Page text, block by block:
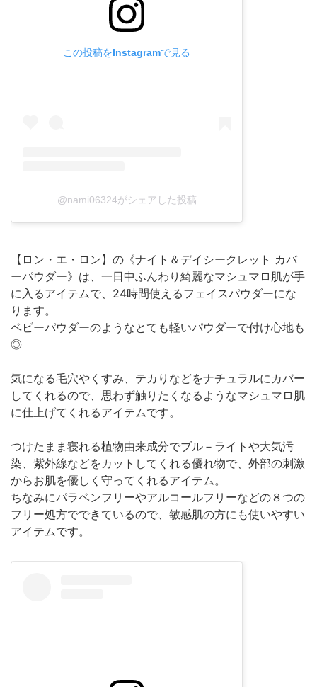
この投稿をInstagramで見る
@nami06324がシェアした投稿
【ロン・エ・ロン】の《ナイト＆デイシークレット カバ
ーパウダー》は、一日中ふんわり綺麗なマシュマロ肌が手
に入るアイテムで、24時間使えるフェイスパウダーにな
ります。
ベビーパウダーのようなとても軽いパウダーで付け心地も
◎
気になる毛穴やくすみ、テカりなどをナチュラルにカバー
してくれるので、思わず触りたくなるようなマシュマロ肌
に仕上げてくれるアイテムです。
つけたまま寝れる植物由来成分でブル－ライトや大気汚
染、紫外線などをカットしてくれる優れ物で、外部の刺激
からお肌を優しく守ってくれるアイテム。
ちなみにパラベンフリーやアルコールフリーなどの８つの
フリー処方でできているので、敏感肌の方にも使いやすい
アイテムです。